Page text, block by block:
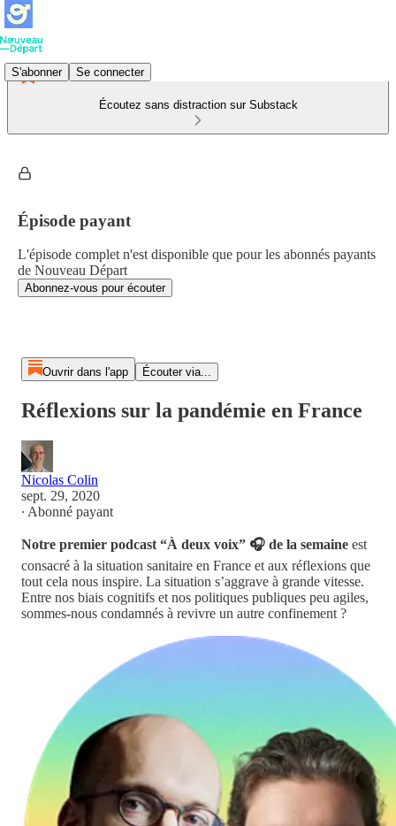
S'abonner Se connecter
Écoutez sans distraction sur Substack
Épisode payant
L'épisode complet n'est disponible que pour les abonnés payants
de Nouveau Départ
Abonnez-vous pour écouter
Ouvrir dans l'app Écouter via...
Réflexions sur la pandémie en France
Nicolas Colin
sept. 29, 2020
∙ Abonné payant
Notre premier podcast “À deux voix” 🎧 de la semaine est
consacré à la situation sanitaire en France et aux réflexions que
tout cela nous inspire. La situation s’aggrave à grande vitesse.
Entre nos biais cognitifs et nos politiques publiques peu agiles,
sommes-nous condamnés à revivre un autre confinement ?